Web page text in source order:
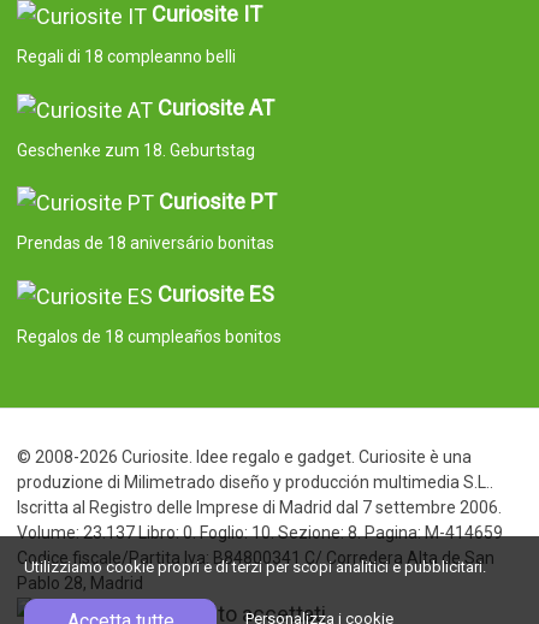
Curiosite IT
Regali di 18 compleanno belli
Curiosite AT
Geschenke zum 18. Geburtstag
Curiosite PT
Prendas de 18 aniversário bonitas
Curiosite ES
Regalos de 18 cumpleaños bonitos
© 2008-2026 Curiosite. Idee regalo e gadget. Curiosite è una
produzione di Milimetrado diseño y producción multimedia S.L..
Iscritta al Registro delle Imprese di Madrid dal 7 settembre 2006.
Volume: 23.137 Libro: 0. Foglio: 10. Sezione: 8. Pagina: M-414659
Codice fiscale/Partita Iva: B84800341 C/ Corredera Alta de San
Pablo 28, Madrid
Utilizziamo cookie propri e di terzi per scopi analitici e pubblicitari.
Personalizza i cookie